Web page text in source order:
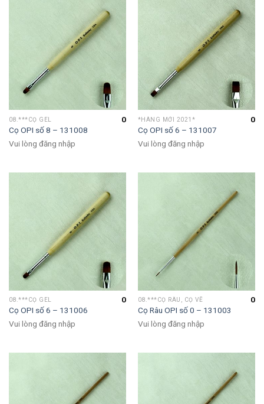
08.***CỌ GEL
Cọ OPI số 8 – 131008
0
Vui lòng đăng nhập
*HÀNG MỚI 2021*
Cọ OPI số 6 – 131007
0
Vui lòng đăng nhập
08.***CỌ GEL
Cọ OPI số 6 – 131006
0
Vui lòng đăng nhập
08.***CỌ RÂU, CỌ VẼ
Cọ Râu OPI số 0 – 131003
0
Vui lòng đăng nhập